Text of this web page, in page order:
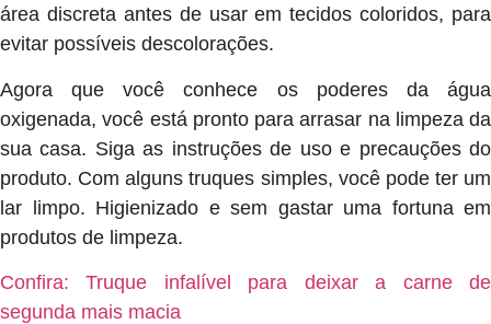
área discreta antes de usar em tecidos coloridos, para
evitar possíveis descolorações.
Agora que você conhece os poderes da água
oxigenada, você está pronto para arrasar na limpeza da
sua casa. Siga as instruções de uso e precauções do
produto. Com alguns truques simples, você pode ter um
lar limpo. Higienizado e sem gastar uma fortuna em
produtos de limpeza.
Confira: Truque infalível para deixar a carne de
segunda mais macia